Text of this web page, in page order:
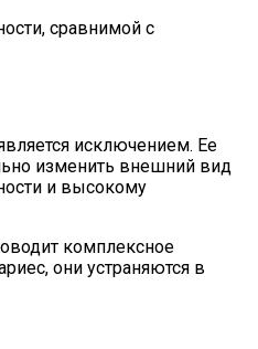
сравнимой с
исключением. Ее
изменить внешний вид
и высокому
комплексное
они устраняются в